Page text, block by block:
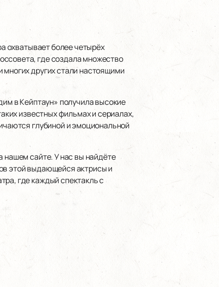
охватывает более четырёх
где создала множество
других стали настоящими
в Кейптаун» получила высокие
известных фильмах и сериалах,
глубиной и эмоциональной
нашем сайте. У нас вы найдёте
этой выдающейся актрисы и
где каждый спектакль с